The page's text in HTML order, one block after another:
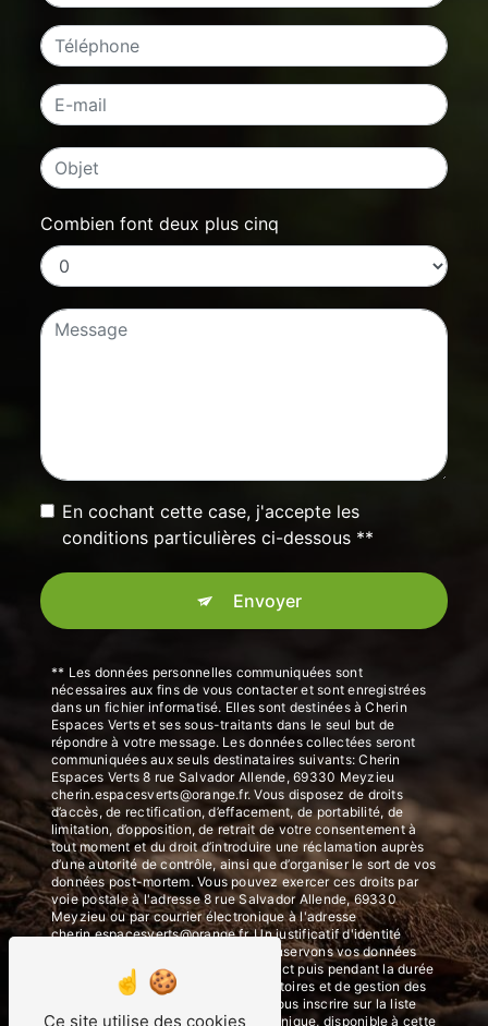
Combien font deux plus cinq
En cochant cette case, j'accepte les
conditions particulières ci-dessous **
Envoyer
** Les données personnelles communiquées sont
nécessaires aux fins de vous contacter et sont enregistrées
dans un fichier informatisé. Elles sont destinées à Cherin
Espaces Verts et ses sous-traitants dans le seul but de
répondre à votre message. Les données collectées seront
communiquées aux seuls destinataires suivants: Cherin
Espaces Verts 8 rue Salvador Allende, 69330 Meyzieu
cherin.espacesverts@orange.fr. Vous disposez de droits
d’accès, de rectification, d’effacement, de portabilité, de
limitation, d’opposition, de retrait de votre consentement à
tout moment et du droit d’introduire une réclamation auprès
d’une autorité de contrôle, ainsi que d’organiser le sort de vos
données post-mortem. Vous pouvez exercer ces droits par
voie postale à l'adresse 8 rue Salvador Allende, 69330
Meyzieu ou par courrier électronique à l'adresse
cherin.espacesverts@orange.fr. Un justificatif d'identité
pourra vous être demandé. Nous conservons vos données
pendant la période de prise de contact puis pendant la durée
de prescription légale aux fins probatoires et de gestion des
contentieux. Vous avez le droit de vous inscrire sur la liste
d'opposition au démarchage téléphonique, disponible à cette
Ce site utilise des cookies